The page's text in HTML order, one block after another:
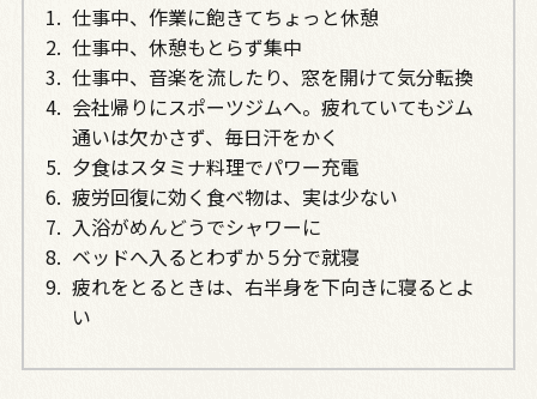
仕事中、作業に飽きてちょっと休憩
仕事中、休憩もとらず集中
仕事中、音楽を流したり、窓を開けて気分転換
会社帰りにスポーツジムへ。疲れていてもジム
通いは欠かさず、毎日汗をかく
夕食はスタミナ料理でパワー充電
疲労回復に効く食べ物は、実は少ない
入浴がめんどうでシャワーに
ベッドへ入るとわずか５分で就寝
疲れをとるときは、右半身を下向きに寝るとよ
い